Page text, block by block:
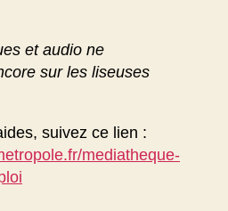
et audio ne
sur les liseuses
suivez ce lien :
mediatheque-